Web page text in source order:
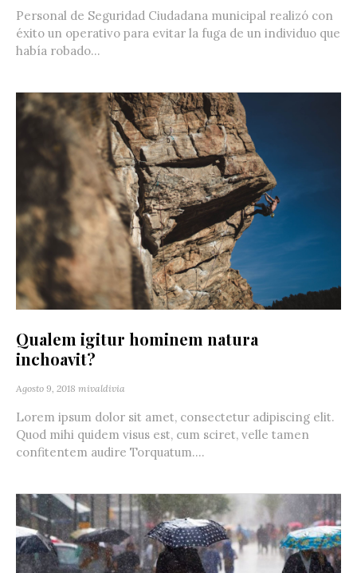
Personal de Seguridad Ciudadana municipal realizó con
éxito un operativo para evitar la fuga de un individuo que
había robado...
Qualem igitur hominem natura
inchoavit?
Agosto 9, 2018 mivaldivia
Lorem ipsum dolor sit amet, consectetur adipiscing elit.
Quod mihi quidem visus est, cum sciret, velle tamen
confitentem audire Torquatum....